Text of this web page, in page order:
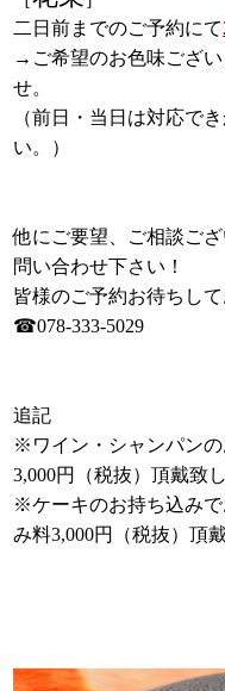
二日前までのご予約にて
→ご希望のお色味ござ
せ。
（前日・当日は対応で
い。）
他にご要望、ご相談ご
問い合わせ下さい！
皆様のご予約お待ちして
☎078-333-5029
追記
※ワイン・シャンパン
3,000円（税抜）頂戴致し
※ケーキのお持ち込み
み料3,000円（税抜）頂